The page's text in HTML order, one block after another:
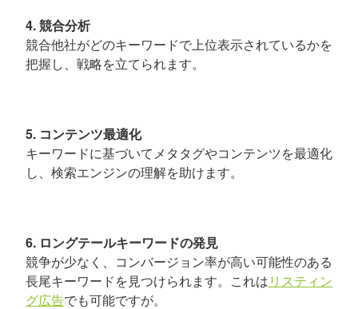
4. 競合分析
競合他社がどのキーワードで上位表示されているかを
把握し、戦略を立てられます。
5. コンテンツ最適化
キーワードに基づいてメタタグやコンテンツを最適化
し、検索エンジンの理解を助けます。
6. ロングテールキーワードの発見
競争が少なく、コンバージョン率が高い可能性のある
長尾キーワードを見つけられます。これはリスティン
グ広告でも可能ですが。